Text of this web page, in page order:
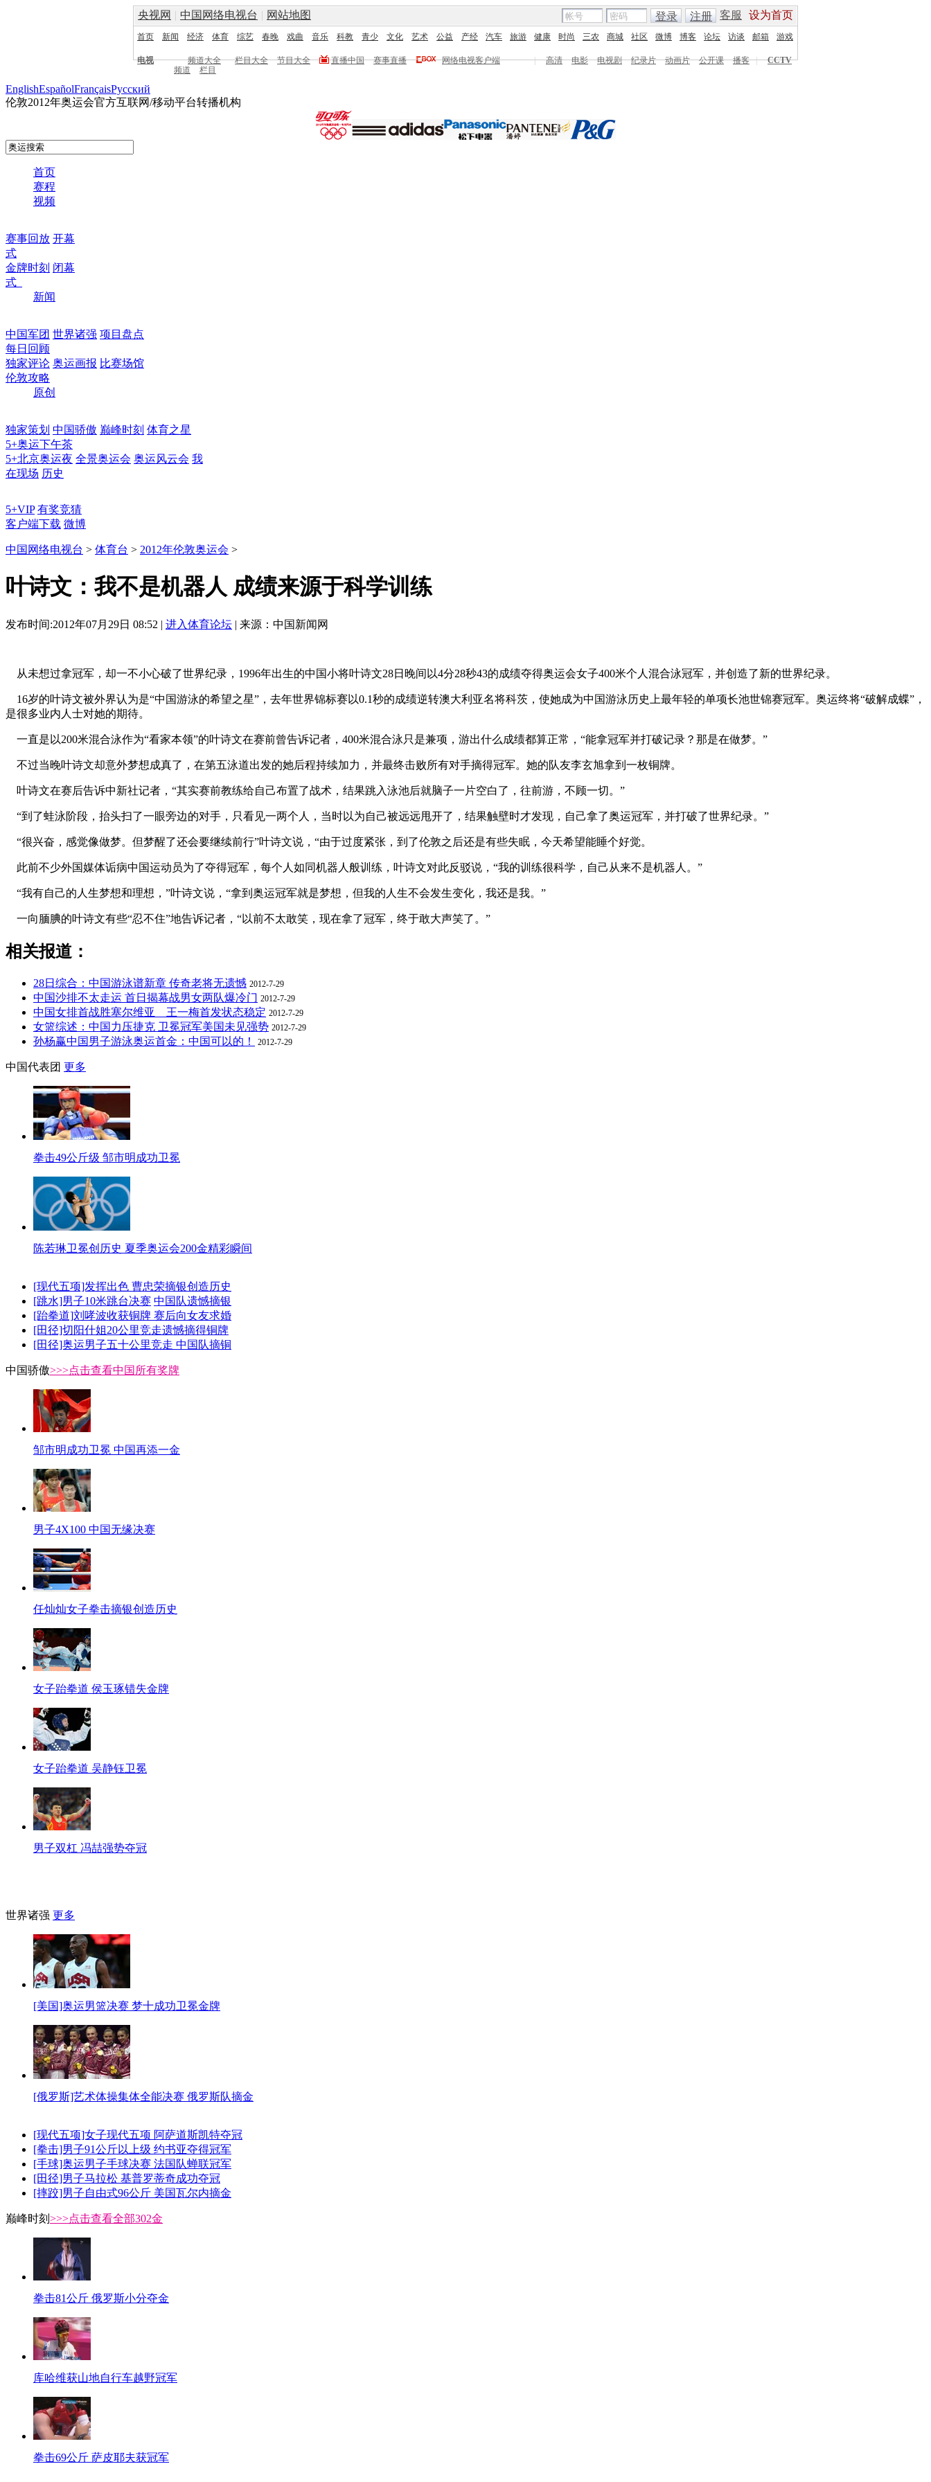
央视网 | 中国网络电视台 | 网站地图 客服 设为首页
登录 注册
首页 新闻 经济 体育 综艺 春晚 戏曲 音乐 科教 青少 文化 艺术 公益 产经 汽车 旅游 健康 时尚 三农 商城 社区 微博 博客 论坛 访谈 邮箱 游戏
电视 频道大全 栏目大全 节目大全 直播中国 赛事直播 网络电视客户端 | 高清 电影 电视剧 纪录片 动画片 公开课 播客 |
CCTV
频道
栏目
EnglishEspañolFrançaisPусский
伦敦2012年奥运会官方互联网/移动平台转播机构
首页
赛程
视频
赛事回放 开幕
式
金牌时刻 闭幕
式
新闻
中国军团 世界诸强 项目盘点
每日回顾
独家评论 奥运画报 比赛场馆
伦敦攻略
原创
独家策划 中国骄傲 巅峰时刻 体育之星
5+奥运下午茶
5+北京奥运夜 全景奥运会 奥运风云会 我
在现场 历史
5+VIP 有奖竞猜
客户端下载 微博
中国网络电视台 > 体育台 > 2012年伦敦奥运会 >
叶诗文：我不是机器人 成绩来源于科学训练
发布时间:2012年07月29日 08:52 | 进入体育论坛 | 来源：中国新闻网
从未想过拿冠军，却一不小心破了世界纪录，1996年出生的中国小将叶诗文28日晚间以4分28秒43的成绩夺得奥运会女子400米个人混合泳冠军，并创造了新的世界纪录。
16岁的叶诗文被外界认为是“中国游泳的希望之星”，去年世界锦标赛以0.1秒的成绩逆转澳大利亚名将科茨，使她成为中国游泳历史上最年轻的单项长池世锦赛冠军。奥运终将“破解成蝶”，
是很多业内人士对她的期待。
一直是以200米混合泳作为“看家本领”的叶诗文在赛前曾告诉记者，400米混合泳只是兼项，游出什么成绩都算正常，“能拿冠军并打破记录？那是在做梦。”
不过当晚叶诗文却意外梦想成真了，在第五泳道出发的她后程持续加力，并最终击败所有对手摘得冠军。她的队友李玄旭拿到一枚铜牌。
叶诗文在赛后告诉中新社记者，“其实赛前教练给自己布置了战术，结果跳入泳池后就脑子一片空白了，往前游，不顾一切。”
“到了蛙泳阶段，抬头扫了一眼旁边的对手，只看见一两个人，当时以为自己被远远甩开了，结果触壁时才发现，自己拿了奥运冠军，并打破了世界纪录。”
“很兴奋，感觉像做梦。但梦醒了还会要继续前行”叶诗文说，“由于过度紧张，到了伦敦之后还是有些失眠，今天希望能睡个好觉。
此前不少外国媒体诟病中国运动员为了夺得冠军，每个人如同机器人般训练，叶诗文对此反驳说，“我的训练很科学，自己从来不是机器人。”
“我有自己的人生梦想和理想，”叶诗文说，“拿到奥运冠军就是梦想，但我的人生不会发生变化，我还是我。”
一向腼腆的叶诗文有些“忍不住”地告诉记者，“以前不太敢笑，现在拿了冠军，终于敢大声笑了。”
相关报道：
28日综合：中国游泳谱新章 传奇老将无遗憾 2012-7-29
中国沙排不太走运 首日揭幕战男女两队爆冷门 2012-7-29
中国女排首战胜塞尔维亚 王一梅首发状态稳定 2012-7-29
女篮综述：中国力压捷克 卫冕冠军美国未见强势 2012-7-29
孙杨赢中国男子游泳奥运首金：中国可以的！ 2012-7-29
中国代表团 更多
拳击49公斤级 邹市明成功卫冕
陈若琳卫冕创历史 夏季奥运会200金精彩瞬间
[现代五项]发挥出色 曹忠荣摘银创造历史
[跳水]男子10米跳台决赛 中国队遗憾摘银
[跆拳道]刘哮波收获铜牌 赛后向女友求婚
[田径]切阳什姐20公里竞走遗憾摘得铜牌
[田径]奥运男子五十公里竞走 中国队摘铜
中国骄傲>>>点击查看中国所有奖牌
邹市明成功卫冕 中国再添一金
男子4X100 中国无缘决赛
任灿灿女子拳击摘银创造历史
女子跆拳道 侯玉琢错失金牌
女子跆拳道 吴静钰卫冕
男子双杠 冯喆强势夺冠
世界诸强 更多
[美国]奥运男篮决赛 梦十成功卫冕金牌
[俄罗斯]艺术体操集体全能决赛 俄罗斯队摘金
[现代五项]女子现代五项 阿萨道斯凯特夺冠
[拳击]男子91公斤以上级 约书亚夺得冠军
[手球]奥运男子手球决赛 法国队蝉联冠军
[田径]男子马拉松 基普罗蒂奇成功夺冠
[摔跤]男子自由式96公斤 美国瓦尔内摘金
巅峰时刻 >>>点击查看全部302金
拳击81公斤 俄罗斯小分夺金
库哈维获山地自行车越野冠军
拳击69公斤 萨皮耶夫获冠军